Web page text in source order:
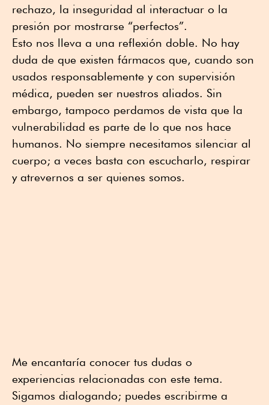
rechazo, la inseguridad al interactuar o la
presión por mostrarse “perfectos”.
Esto nos lleva a una reflexión doble. No hay
duda de que existen fármacos que, cuando son
usados responsablemente y con supervisión
médica, pueden ser nuestros aliados. Sin
embargo, tampoco perdamos de vista que la
vulnerabilidad es parte de lo que nos hace
humanos. No siempre necesitamos silenciar al
cuerpo; a veces basta con escucharlo, respirar
y atrevernos a ser quienes somos.
Me encantaría conocer tus dudas o
experiencias relacionadas con este tema.
Sigamos dialogando; puedes escribirme a